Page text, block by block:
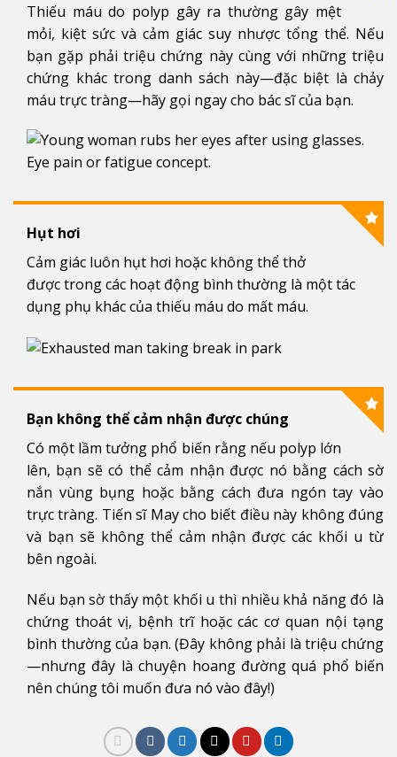
Thiếu máu do polyp gây ra thường gây mệt
mỏi, kiệt sức và cảm giác suy nhược tổng thể. Nếu
bạn gặp phải triệu chứng này cùng với những triệu
chứng khác trong danh sách này—đặc biệt là chảy
máu trực tràng—hãy gọi ngay cho bác sĩ của bạn.
Hụt hơi
Cảm giác luôn hụt hơi hoặc không thể thở
được trong các hoạt động bình thường là một tác
dụng phụ khác của thiếu máu do mất máu.
Bạn không thể cảm nhận được chúng
Có một lầm tưởng phổ biến rằng nếu polyp lớn
lên, bạn sẽ có thể cảm nhận được nó bằng cách sờ
nắn vùng bụng hoặc bằng cách đưa ngón tay vào
trực tràng. Tiến sĩ May cho biết điều này không đúng
và bạn sẽ không thể cảm nhận được các khối u từ
bên ngoài.
Nếu bạn sờ thấy một khối u thì nhiều khả năng đó là
chứng thoát vị, bệnh trĩ hoặc các cơ quan nội tạng
bình thường của bạn. (Đây không phải là triệu chứng
—nhưng đây là chuyện hoang đường quá phổ biến
nên chúng tôi muốn đưa nó vào đây!)